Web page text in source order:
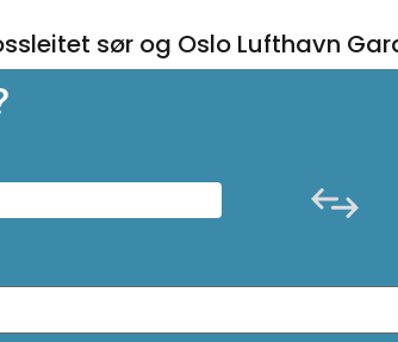
sør og Oslo Lufthavn